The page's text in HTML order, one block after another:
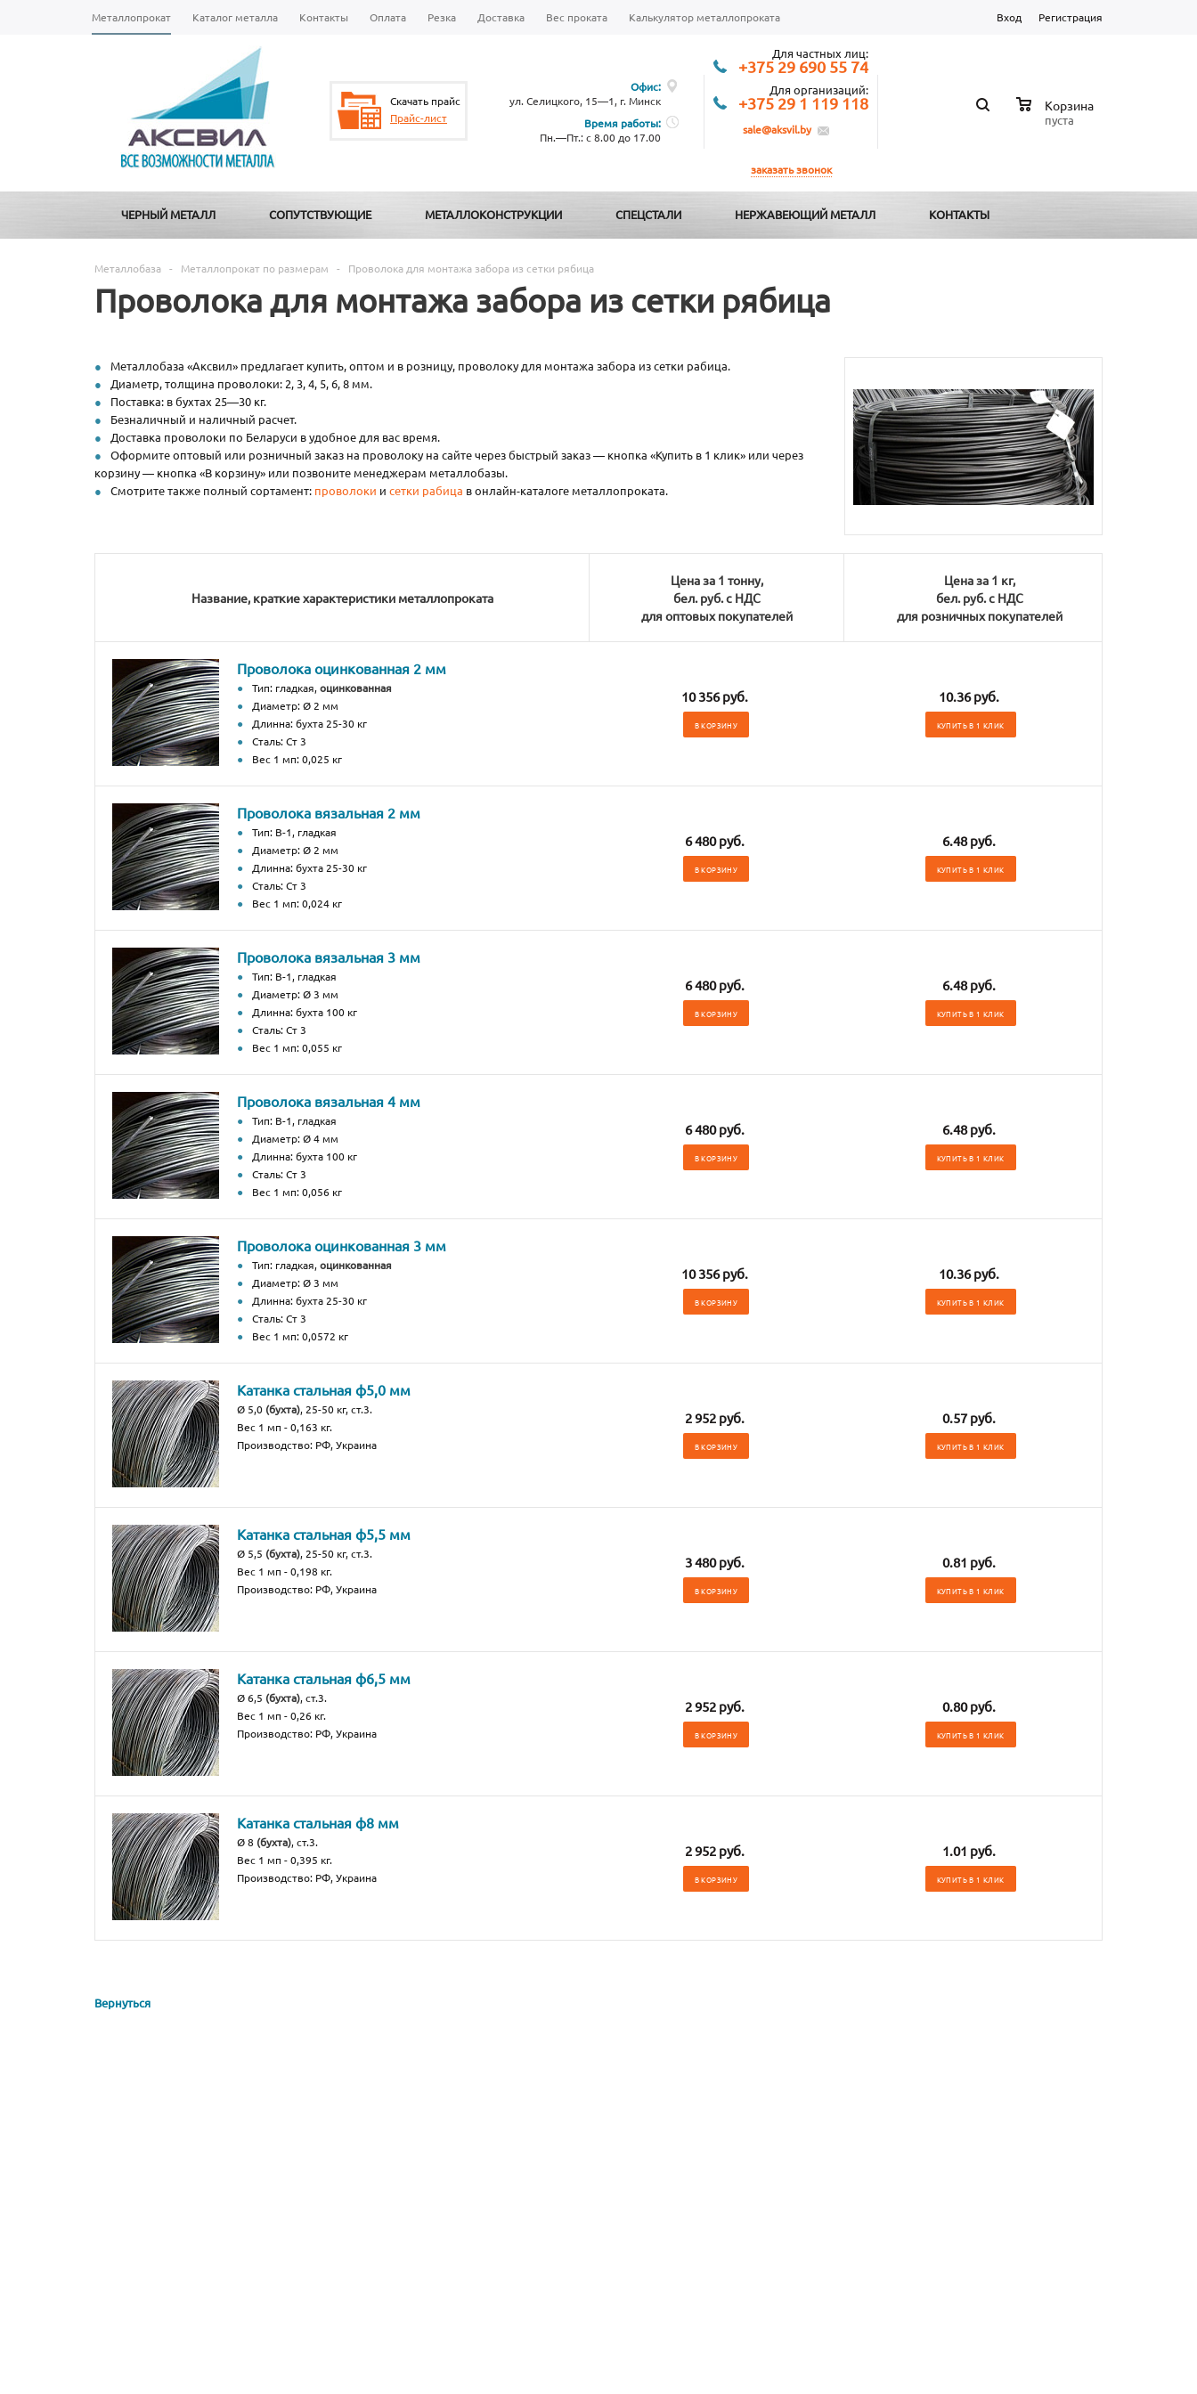
Металлопрокат Каталог металла Контакты Оплата Резка Доставка Вес проката Калькулятор металлопроката Вход Регистрация
Скачать прайс
Прайс-лист
Офис:
ул. Селицкого, 15—1, г. Минск
Время работы:
Пн.—Пт.: с 8.00 до 17.00
Для частных лиц:
+375 29 690 55 74
Для организаций:
+375 29 1 119 118
sale@aksvil.by
заказать звонок
Корзина
пуста
ЧЕРНЫЙ МЕТАЛЛ СОПУТСТВУЮЩИЕ МЕТАЛЛОКОНСТРУКЦИИ СПЕЦСТАЛИ НЕРЖАВЕЮЩИЙ МЕТАЛЛ КОНТАКТЫ
Металлобаза - Металлопрокат по размерам - Проволока для монтажа забора из сетки рябица
Проволока для монтажа забора из сетки рябица
Металлобаза «Аксвил» предлагает купить, оптом и в розницу, проволоку для монтажа забора из сетки рабица.
Диаметр, толщина проволоки: 2, 3, 4, 5, 6, 8 мм.
Поставка: в бухтах 25—30 кг.
Безналичный и наличный расчет.
Доставка проволоки по Беларуси в удобное для вас время.
Оформите оптовый или розничный заказ на проволоку на сайте через быстрый заказ — кнопка «Купить в 1 клик» или через
корзину — кнопка «В корзину» или позвоните менеджерам металлобазы.
Смотрите также полный сортамент: проволоки и сетки рабица в онлайн-каталоге металлопроката.
Название, краткие характеристики металлопроката
Цена за 1 тонну,
бел. руб. с НДС
для оптовых покупателей
Цена за 1 кг,
бел. руб. с НДС
для розничных покупателей
Проволока оцинкованная 2 мм
Тип: гладкая,оцинкованная
Диаметр: Ø 2 мм
Длинна: бухта 25-30 кг
Сталь: Ст 3
Вес 1 мп: 0,025 кг
10 356 руб.
В КОРЗИНУ
10.36 руб.
КУПИТЬ В 1 КЛИК
Проволока вязальная 2 мм
Тип: В-1, гладкая
Диаметр: Ø 2 мм
Длинна: бухта 25-30 кг
Сталь: Ст 3
Вес 1 мп: 0,024 кг
6 480 руб.
В КОРЗИНУ
6.48 руб.
КУПИТЬ В 1 КЛИК
Проволока вязальная 3 мм
Тип: В-1, гладкая
Диаметр: Ø 3 мм
Длинна: бухта 100 кг
Сталь: Ст 3
Вес 1 мп: 0,055 кг
6 480 руб.
В КОРЗИНУ
6.48 руб.
КУПИТЬ В 1 КЛИК
Проволока вязальная 4 мм
Тип: В-1, гладкая
Диаметр: Ø 4 мм
Длинна: бухта 100 кг
Сталь: Ст 3
Вес 1 мп: 0,056 кг
6 480 руб.
В КОРЗИНУ
6.48 руб.
КУПИТЬ В 1 КЛИК
Проволока оцинкованная 3 мм
Тип: гладкая,оцинкованная
Диаметр: Ø 3 мм
Длинна: бухта 25-30 кг
Сталь: Ст 3
Вес 1 мп: 0,0572 кг
10 356 руб.
В КОРЗИНУ
10.36 руб.
КУПИТЬ В 1 КЛИК
Катанка стальная ф5,0 мм
Ø 5,0 (бухта), 25-50 кг, ст.3.
Вес 1 мп - 0,163 кг.
Производство: РФ, Украина
2 952 руб.
В КОРЗИНУ
0.57 руб.
КУПИТЬ В 1 КЛИК
Катанка стальная ф5,5 мм
Ø 5,5 (бухта), 25-50 кг, ст.3.
Вес 1 мп - 0,198 кг.
Производство: РФ, Украина
3 480 руб.
В КОРЗИНУ
0.81 руб.
КУПИТЬ В 1 КЛИК
Катанка стальная ф6,5 мм
Ø 6,5 (бухта), ст.3.
Вес 1 мп - 0,26 кг.
Производство: РФ, Украина
2 952 руб.
В КОРЗИНУ
0.80 руб.
КУПИТЬ В 1 КЛИК
Катанка стальная ф8 мм
Ø 8 (бухта), ст.3.
Вес 1 мп - 0,395 кг.
Производство: РФ, Украина
2 952 руб.
В КОРЗИНУ
1.01 руб.
КУПИТЬ В 1 КЛИК
Вернуться